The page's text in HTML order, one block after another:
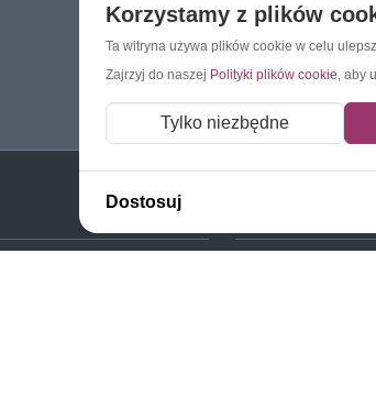
Napisz do nas
Korzystamy z plików
Ta witryna używa plików cookie w celu
Zajrzyj do naszej Polityki plików cookie, aby
Tylko niezbędne
Dostosuj